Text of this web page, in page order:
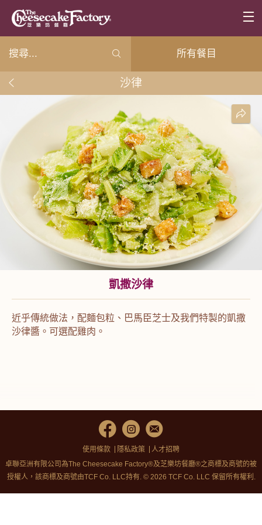
所有餐目
沙律
凱撒沙律
近乎傳統做法，配麵包粒、巴馬臣芝士及我們特製的凱撒
沙律醬。可選配雞肉。
使用條款 隱私政策
人才招聘
卓聯亞洲有限公司為The Cheesecake Factory®及芝樂坊餐廳®之商標及商號的被
授權人，該商標及商號由TCF Co. LLC持有. © 2026 TCF Co. LLC 保留所有權利.